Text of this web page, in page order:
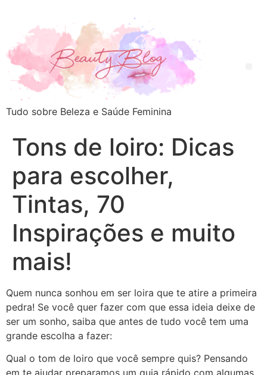
Tudo sobre Beleza e Saúde Feminina
Tons de loiro: Dicas
para escolher,
Tintas, 70
Inspirações e muito
mais!
Quem nunca sonhou em ser loira que te atire a primeira
pedra! Se você quer fazer com que essa ideia deixe de
ser um sonho, saiba que antes de tudo você tem uma
grande escolha a fazer:
Qual o tom de loiro que você sempre quis? Pensando